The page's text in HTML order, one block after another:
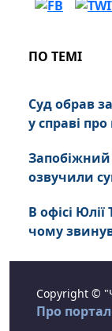
ПО ТЕМІ
Суд обрав
у справі
озвучили
В офісі
чому
Copyright ©
Про портал